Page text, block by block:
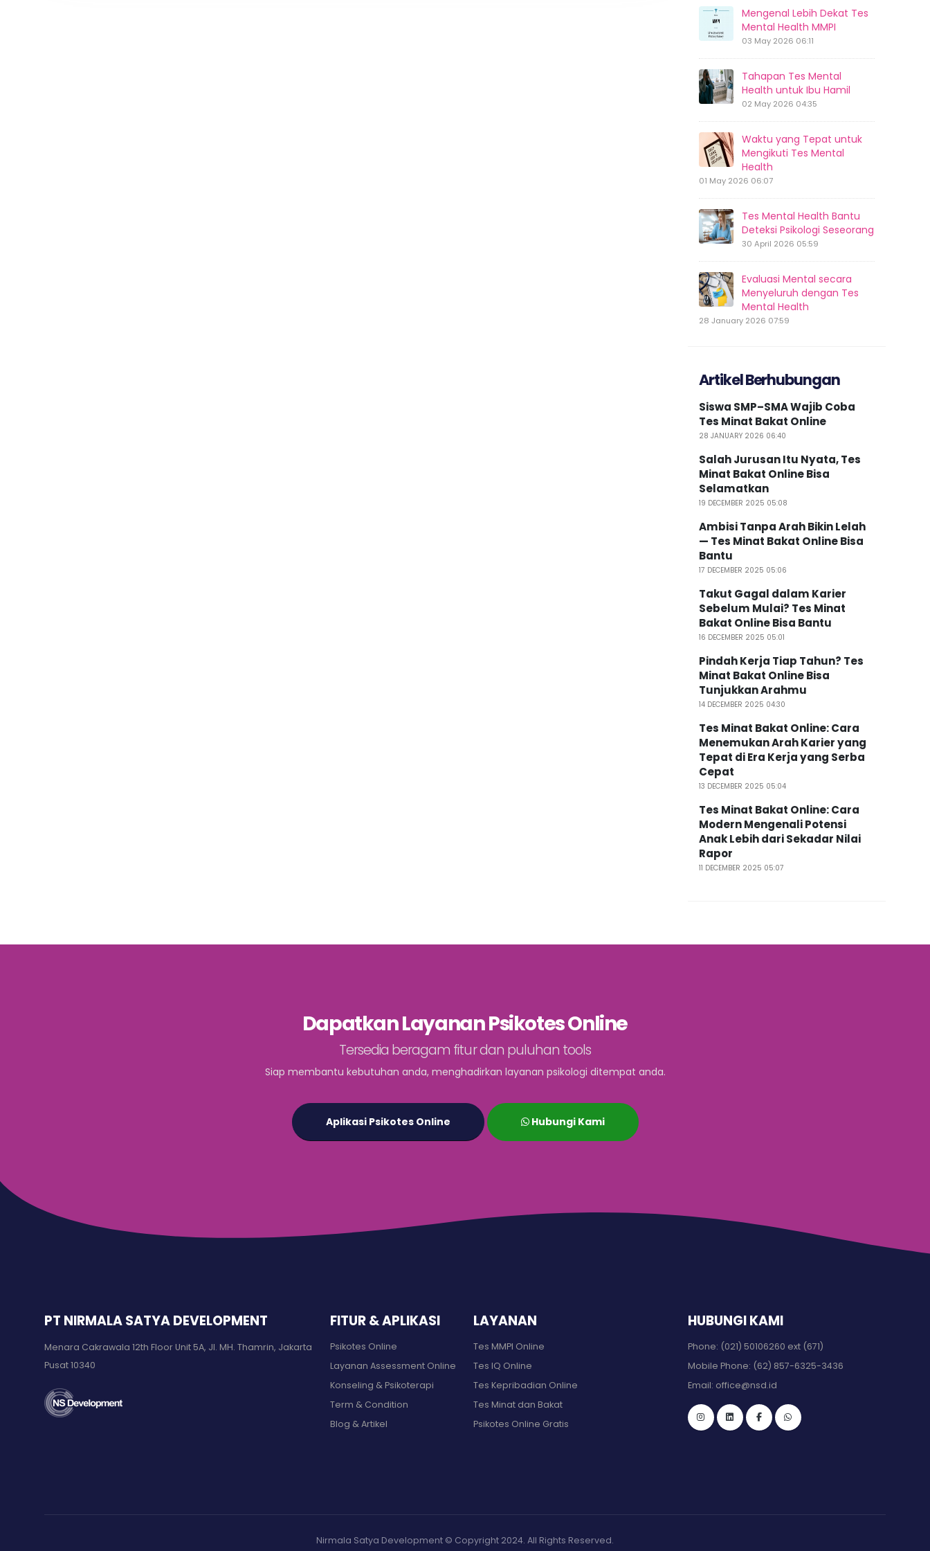
Mengenal Lebih Dekat Tes
Mental Health MMPI
03 May 2026 06:11
Tahapan Tes Mental
Health untuk Ibu Hamil
02 May 2026 04:35
Waktu yang Tepat untuk
Mengikuti Tes Mental
Health
01 May 2026 06:07
Tes Mental Health Bantu
Deteksi Psikologi Seseorang
30 April 2026 05:59
Evaluasi Mental secara
Menyeluruh dengan Tes
Mental Health
28 January 2026 07:59
Artikel Berhubungan
Siswa SMP–SMA Wajib Coba
Tes Minat Bakat Online
28 JANUARY 2026 06:40
Salah Jurusan Itu Nyata, Tes
Minat Bakat Online Bisa
Selamatkan
19 DECEMBER 2025 05:08
Ambisi Tanpa Arah Bikin Lelah
— Tes Minat Bakat Online Bisa
Bantu
17 DECEMBER 2025 05:06
Takut Gagal dalam Karier
Sebelum Mulai? Tes Minat
Bakat Online Bisa Bantu
16 DECEMBER 2025 05:01
Pindah Kerja Tiap Tahun? Tes
Minat Bakat Online Bisa
Tunjukkan Arahmu
14 DECEMBER 2025 04:30
Tes Minat Bakat Online: Cara
Menemukan Arah Karier yang
Tepat di Era Kerja yang Serba
Cepat
13 DECEMBER 2025 05:04
Tes Minat Bakat Online: Cara
Modern Mengenali Potensi
Anak Lebih dari Sekadar Nilai
Rapor
11 DECEMBER 2025 05:07
Dapatkan Layanan Psikotes Online
Tersedia beragam fitur dan puluhan tools
Siap membantu kebutuhan anda, menghadirkan layanan psikologi ditempat anda.
Aplikasi Psikotes Online Hubungi Kami
PT NIRMALA SATYA DEVELOPMENT
Menara Cakrawala 12th Floor Unit 5A, Jl. MH. Thamrin, Jakarta
Pusat 10340
FITUR & APLIKASI
Psikotes Online
Layanan Assessment Online
Konseling & Psikoterapi
Term & Condition
Blog & Artikel
LAYANAN
Tes MMPI Online
Tes IQ Online
Tes Kepribadian Online
Tes Minat dan Bakat
Psikotes Online Gratis
HUBUNGI KAMI
Phone: (021) 50106260 ext (671)
Mobile Phone: (62) 857-6325-3436
Email: office@nsd.id
Nirmala Satya Development © Copyright 2024. All Rights Reserved.